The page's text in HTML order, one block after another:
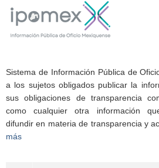
Sistema de Información Pública de
a los sujetos obligados publicar la
sus obligaciones de transparencia
como cualquier otra información
difundir en materia de transparencia y
más